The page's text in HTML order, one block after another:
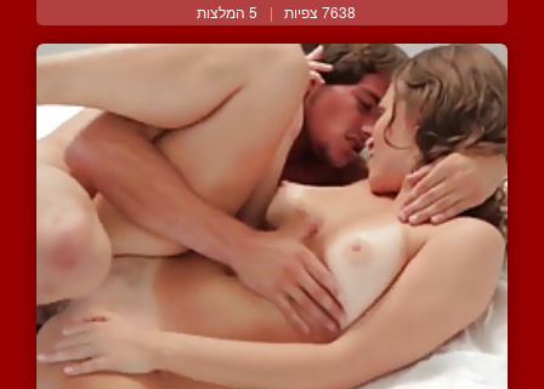
7638 צפיות | 5 המלצות